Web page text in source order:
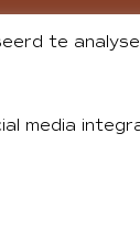
te
media